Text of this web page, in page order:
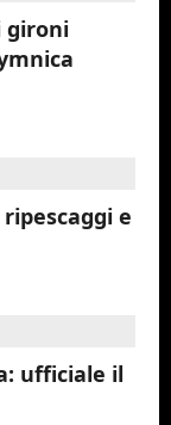
gironi
ripescaggi e
ufficiale il